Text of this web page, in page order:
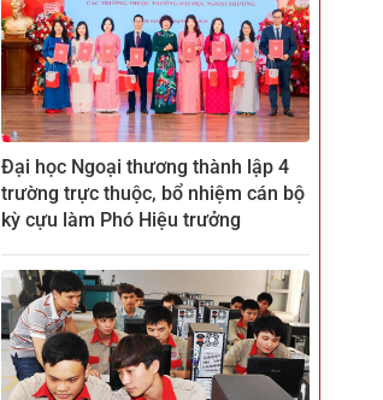
Đại học Ngoại thương thành lập 4
trường trực thuộc, bổ nhiệm cán bộ
kỳ cựu làm Phó Hiệu trưởng